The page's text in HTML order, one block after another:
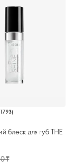
1793)
блеск для губ THE
₸